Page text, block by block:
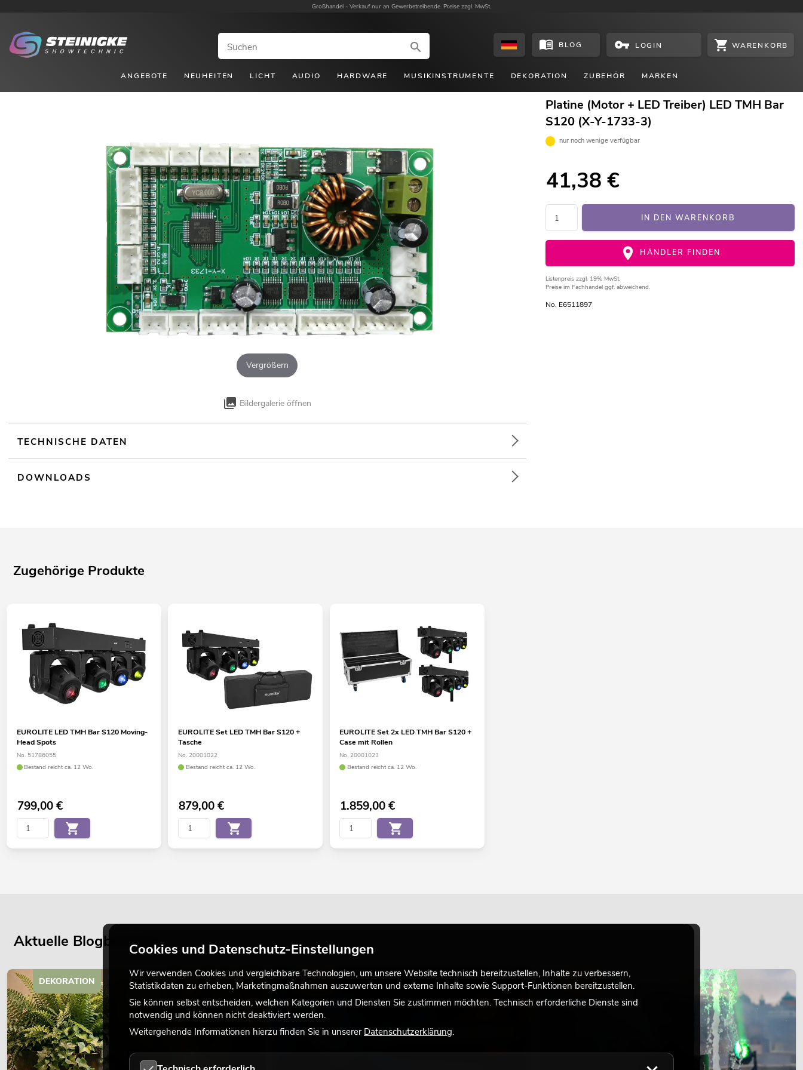
Großhandel - Verkauf nur an Gewerbetreibende. Preise zzgl. MwSt.
BLOG LOGIN WARENKORB
ANGEBOTE NEUHEITEN LICHT AUDIO HARDWARE MUSIKINSTRUMENTE DEKORATION ZUBEHÖR MARKEN
Vergrößern
Bildergalerie öffnen
Platine (Motor + LED Treiber) LED TMH Bar
S120 (X-Y-1733-3)
nur noch wenige verfügbar
41,38 €
IN DEN WARENKORB
HÄNDLER FINDEN
Listenpreis zzgl. 19% MwSt.
Preise im Fachhandel ggf. abweichend.
No. E6511897
TECHNISCHE DATEN
DOWNLOADS
Zugehörige Produkte
EUROLITE LED TMH Bar S120 Moving-
Head Spots
No. 51786055
Bestand reicht ca. 12 Wo.
799,00€
EUROLITE Set LED TMH Bar S120 +
Tasche
No. 20001022
Bestand reicht ca. 12 Wo.
879,00€
EUROLITE Set 2x LED TMH Bar S120 +
Case mit Rollen
No. 20001023
Bestand reicht ca. 12 Wo.
1.859,00€
Aktuelle Blogbeiträge
DEKORATION LICHT LICHT
Cookies und Datenschutz-Einstellungen
Wir verwenden Cookies und vergleichbare Technologien, um unsere Website technisch bereitzustellen, Inhalte zu verbessern,
Statistikdaten zu erheben, Marketingmaßnahmen auszuwerten und externe Inhalte sowie Support-Funktionen bereitzustellen.
Sie können selbst entscheiden, welchen Kategorien und Diensten Sie zustimmen möchten. Technisch erforderliche Dienste sind
notwendig und können nicht deaktiviert werden.
Weitergehende Informationen hierzu finden Sie in unserer Datenschutzerklärung.